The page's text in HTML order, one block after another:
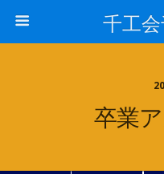
千工
卒業